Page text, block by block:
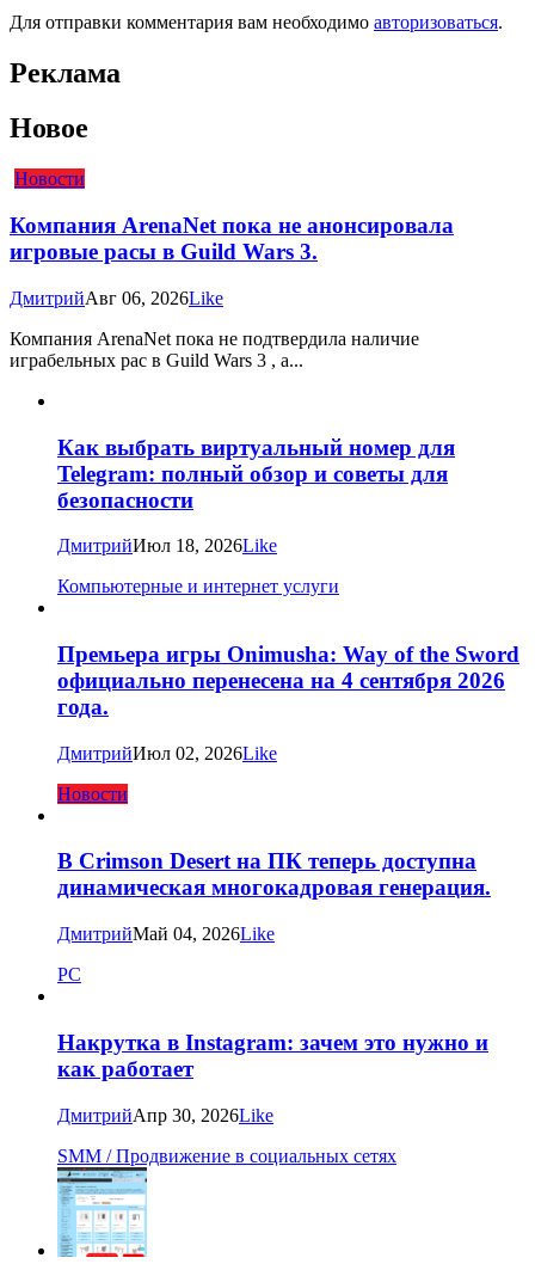
Для отправки комментария вам необходимо авторизоваться.
Реклама
Новое
Новости
Компания ArenaNet пока не анонсировала
игровые расы в Guild Wars 3.
ДмитрийАвг 06, 2026Like
Компания ArenaNet пока не подтвердила наличие
играбельных рас в Guild Wars 3 , а...
Как выбрать виртуальный номер для
Telegram: полный обзор и советы для
безопасности
ДмитрийИюл 18, 2026Like
Компьютерные и интернет услуги
Премьера игры Onimusha: Way of the Sword
официально перенесена на 4 сентября 2026
года.
ДмитрийИюл 02, 2026Like
Новости
В Crimson Desert на ПК теперь доступна
динамическая многокадровая генерация.
ДмитрийМай 04, 2026Like
PC
Накрутка в Instagram: зачем это нужно и
как работает
ДмитрийАпр 30, 2026Like
SMM / Продвижение в социальных сетях